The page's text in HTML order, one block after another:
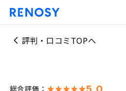
評判・口コミTOPへ
総合評価：